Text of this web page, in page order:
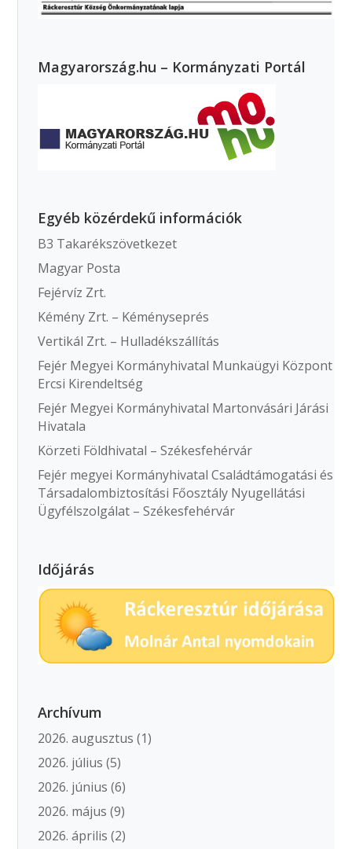
Magyarország.hu – Kormányzati Portál
Egyéb közérdekű információk
B3 Takarékszövetkezet
Magyar Posta
Fejérvíz Zrt.
Kémény Zrt. – Kéményseprés
Vertikál Zrt. – Hulladékszállítás
Fejér Megyei Kormányhivatal Munkaügyi Központ
Ercsi Kirendeltség
Fejér Megyei Kormányhivatal Martonvásári Járási
Hivatala
Körzeti Földhivatal – Székesfehérvár
Fejér megyei Kormányhivatal Családtámogatási és
Társadalombiztosítási Főosztály Nyugellátási
Ügyfélszolgálat – Székesfehérvár
Időjárás
Archívum
2026. augusztus (1)
2026. július (5)
2026. június (6)
2026. május (9)
2026. április (2)